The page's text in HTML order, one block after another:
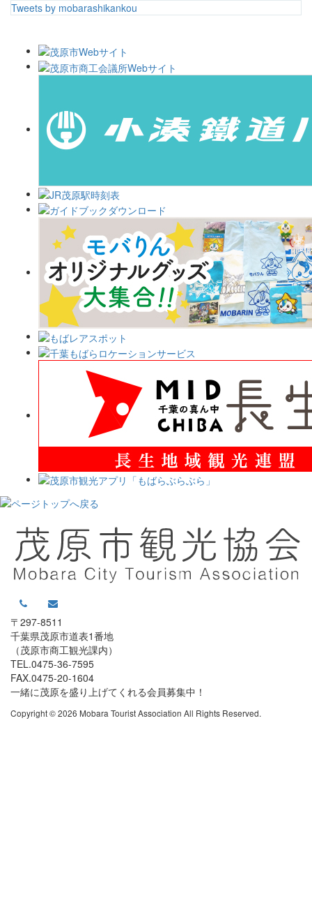
Tweets by mobarashikankou
〒297-8511
千葉県茂原市道表1番地
（茂原市商工観光課内）
TEL.0475-36-7595
FAX.0475-20-1604
一緒に茂原を盛り上げてくれる会員募集中！
Copyright © 2026 Mobara Tourist Association All Rights Reserved.